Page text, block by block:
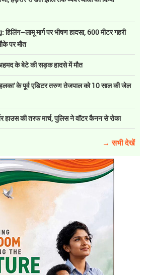
मार्ग पर भीषण हादसा, 600 मीटर गहरी
पर मौत
के बेटे की सड़क हादसे में मौत
के पूर्व एडिटर तरुण तेजपाल को 10 साल की जेल
हाउस की तरफ मार्च, पुलिस ने वॉटर कैनन से रोका
→ सभी देखें